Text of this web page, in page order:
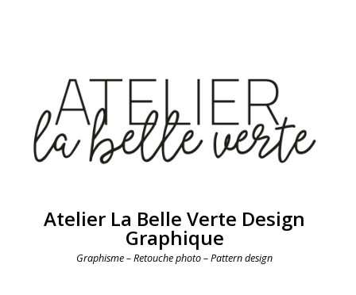
Atelier La Belle Verte Design
Graphique
Graphisme – Retouche photo – Pattern design